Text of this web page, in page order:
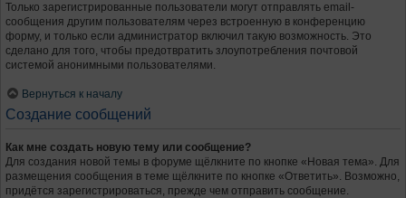
Только зарегистрированные пользователи могут отправлять email-
сообщения другим пользователям через встроенную в конференцию
форму, и только если администратор включил такую возможность. Это
сделано для того, чтобы предотвратить злоупотребления почтовой
системой анонимными пользователями.
Вернуться к началу
Создание сообщений
Как мне создать новую тему или сообщение?
Для создания новой темы в форуме щёлкните по кнопке «Новая тема». Для
размещения сообщения в теме щёлкните по кнопке «Ответить». Возможно,
придётся зарегистрироваться, прежде чем отправить сообщение.